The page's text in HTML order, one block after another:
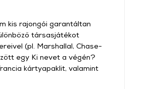
kis rajongói garantáltan
társasjátékot
(pl. Marshallal, Chase-
egy Ki nevet a végén?
kártyapaklit, valamint